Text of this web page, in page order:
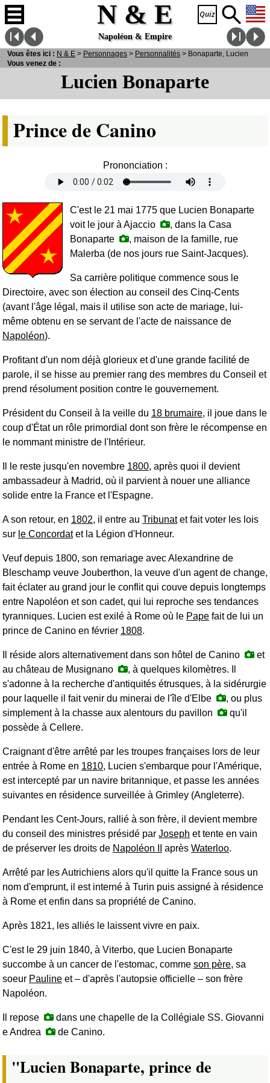
N & E
Napoléon & Empire
Lucien Bonaparte
Prince de Canino
Prononciation :
C'est le 21 mai 1775 que Lucien Bonaparte
voit le jour à Ajaccio
, dans la Casa
Bonaparte
, maison de la famille, rue
Malerba (de nos jours rue Saint-Jacques).
Sa carrière politique commence sous le
Directoire, avec son élection au conseil des Cinq-Cents
(avant l'âge légal, mais il utilise son acte de mariage, lui-
même obtenu en se servant de l'acte de naissance de
Napoléon).
Profitant d'un nom déjà glorieux et d'une grande facilité de
parole, il se hisse au premier rang des membres du Conseil et
prend résolument position contre le gouvernement.
Président du Conseil à la veille du 18 brumaire, il joue dans le
coup d'État un rôle primordial dont son frère le récompense en
le nommant ministre de l'Intérieur.
Il le reste jusqu'en novembre 1800, après quoi il devient
ambassadeur à Madrid, où il parvient à nouer une alliance
solide entre la France et l'Espagne.
A son retour, en 1802, il entre au Tribunatet fait voter les lois
sur le Concordatet la Légion d'Honneur.
Veuf depuis 1800, son remariage avec Alexandrine de
Bleschamp veuve Jouberthon, la veuve d'un agent de change,
fait éclater au grand jour le conflit qui couve depuis longtemps
entre Napoléon et son cadet, qui lui reproche ses tendances
tyranniques. Lucien est exilé à Rome où le Pape fait de lui un
prince de Canino en février 1808.
Il réside alors alternativement dans son hôtel de Canino
et
au château de Musignano
, à quelques kilomètres. Il
s'adonne à la recherche d'antiquités étrusques, à la sidérurgie
pour laquelle il fait venir du minerai de l'île d'Elbe
, ou plus
simplement à la chasse aux alentours du pavillon
qu'il
possède à Cellere.
Craignant d'être arrêté par les troupes françaises lors de leur
entrée à Rome en 1810, Lucien s'embarque pour l'Amérique,
est intercepté par un navire britannique, et passe les années
suivantes en résidence surveillée à Grimley (Angleterre).
Pendant les Cent-Jours, rallié à son frère, il devient membre
du conseil des ministres présidé par Joseph et tente en vain
de préserver les droits de Napoléon II après Waterloo.
Arrêté par les Autrichiens alors qu'il quitte la France sous un
nom d'emprunt, il est interné à Turin puis assigné à résidence
à Rome et enfin dans sa propriété de Canino.
Après 1821, les alliés le laissent vivre en paix.
C'est le 29 juin 1840, à Viterbo, que Lucien Bonaparte
succombe à un cancer de l'estomac, comme son père, sa
soeur Pauline et ‒ d'après l'autopsie officielle ‒ son frère
Napoléon.
Il repose
dans une chapelle de la Collégiale SS. Giovanni
e Andrea
de Canino.
"Lucien Bonaparte, prince de
Vous êtes ici : N & E > Personnages > Personnalités > Bonaparte, Lucien
Vous venez de :